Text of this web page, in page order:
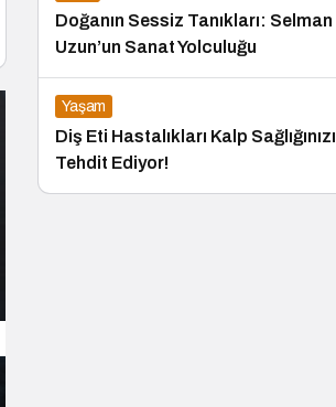
Doğanın Sessiz Tanıkları: Selman
Uzun’un Sanat Yolculuğu
Yaşam
Diş Eti Hastalıkları Kalp Sağlığınızı
Tehdit Ediyor!